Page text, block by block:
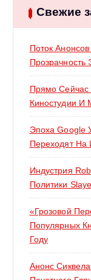
: Свежие
Поток
Прозрачность
Прямо
Киностудии И
Эпоха Google
Переходят На
Индустрия
Политики
«Грозовой
Популярных
Году
Анонс